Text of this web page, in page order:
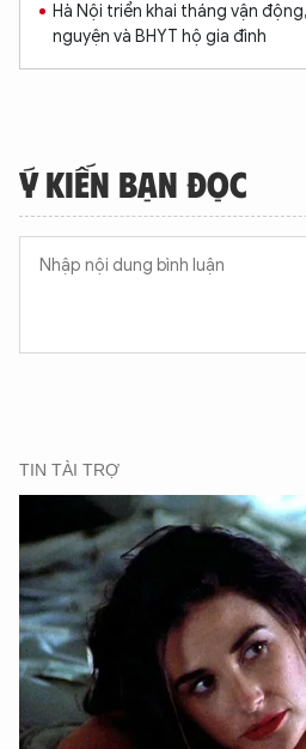
Hà Nội triển khai tháng vận
nguyện và BHYT hộ gia đình
Ý KIẾN BẠN ĐỌC
XIN CHÀO,
TÔI LÀ